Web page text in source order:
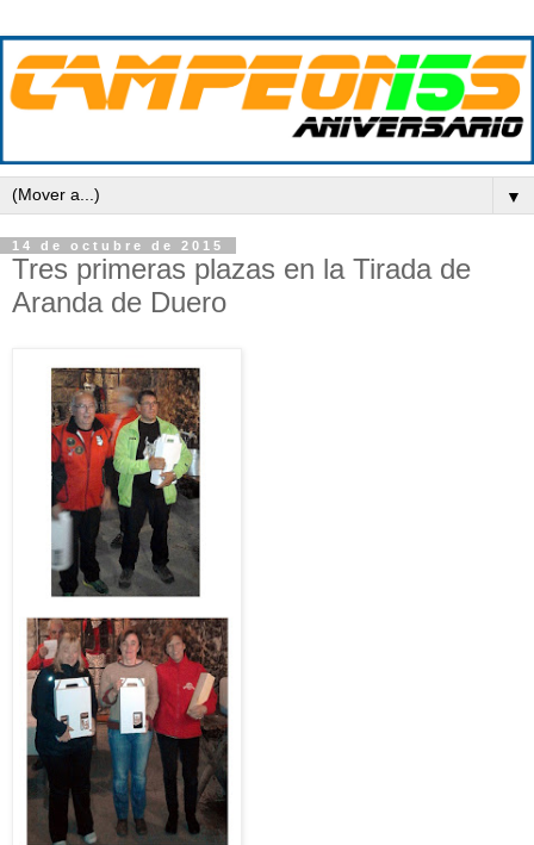
▼
14 de octubre de 2015
Tres primeras plazas en la Tirada de
Aranda de Duero